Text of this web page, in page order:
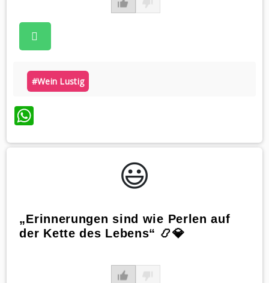
#wein Lustig
WhatsApp
😃️
„Erinnerungen sind wie Perlen auf
der Kette des Lebens“ 📿💎